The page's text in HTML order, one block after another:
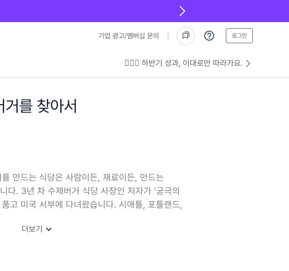
기업 광고/멤버십 문의 로그인
💁🏻‍♂️ 하반기 성과, 이대로만 따라가요.
를 찾아서
만드는 식당은 사람이든, 재료이든, 만드는
다. 3년 차 수제버거 식당 사장인 저자가 '궁극의
고 미국 서부에 다녀왔습니다. 시애틀, 포틀랜드,
더보기